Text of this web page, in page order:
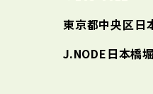
東京都中央区日
J.NODE日本橋